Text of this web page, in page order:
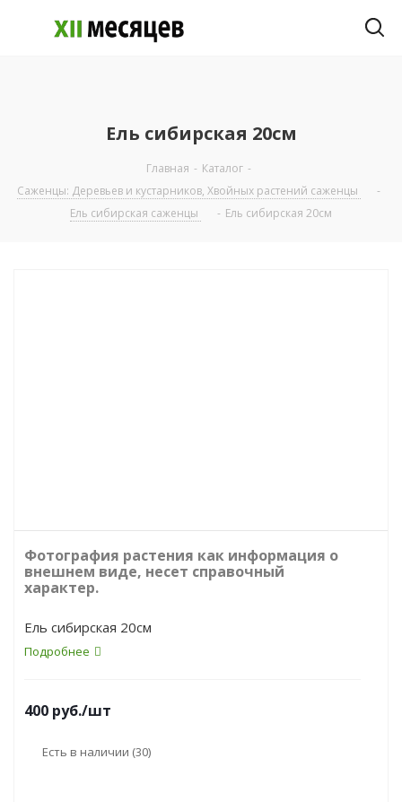
Ель сибирская 20см
Главная - Каталог -
Саженцы: Деревьев и кустарников, Хвойных растений саженцы
-
Ель сибирская саженцы
- Ель сибирская 20см
Фотография растения как информация о
внешнем виде, несет справочный
характер.
Ель сибирская 20см
Подробнее
400 руб./шт
Есть в наличии (30)